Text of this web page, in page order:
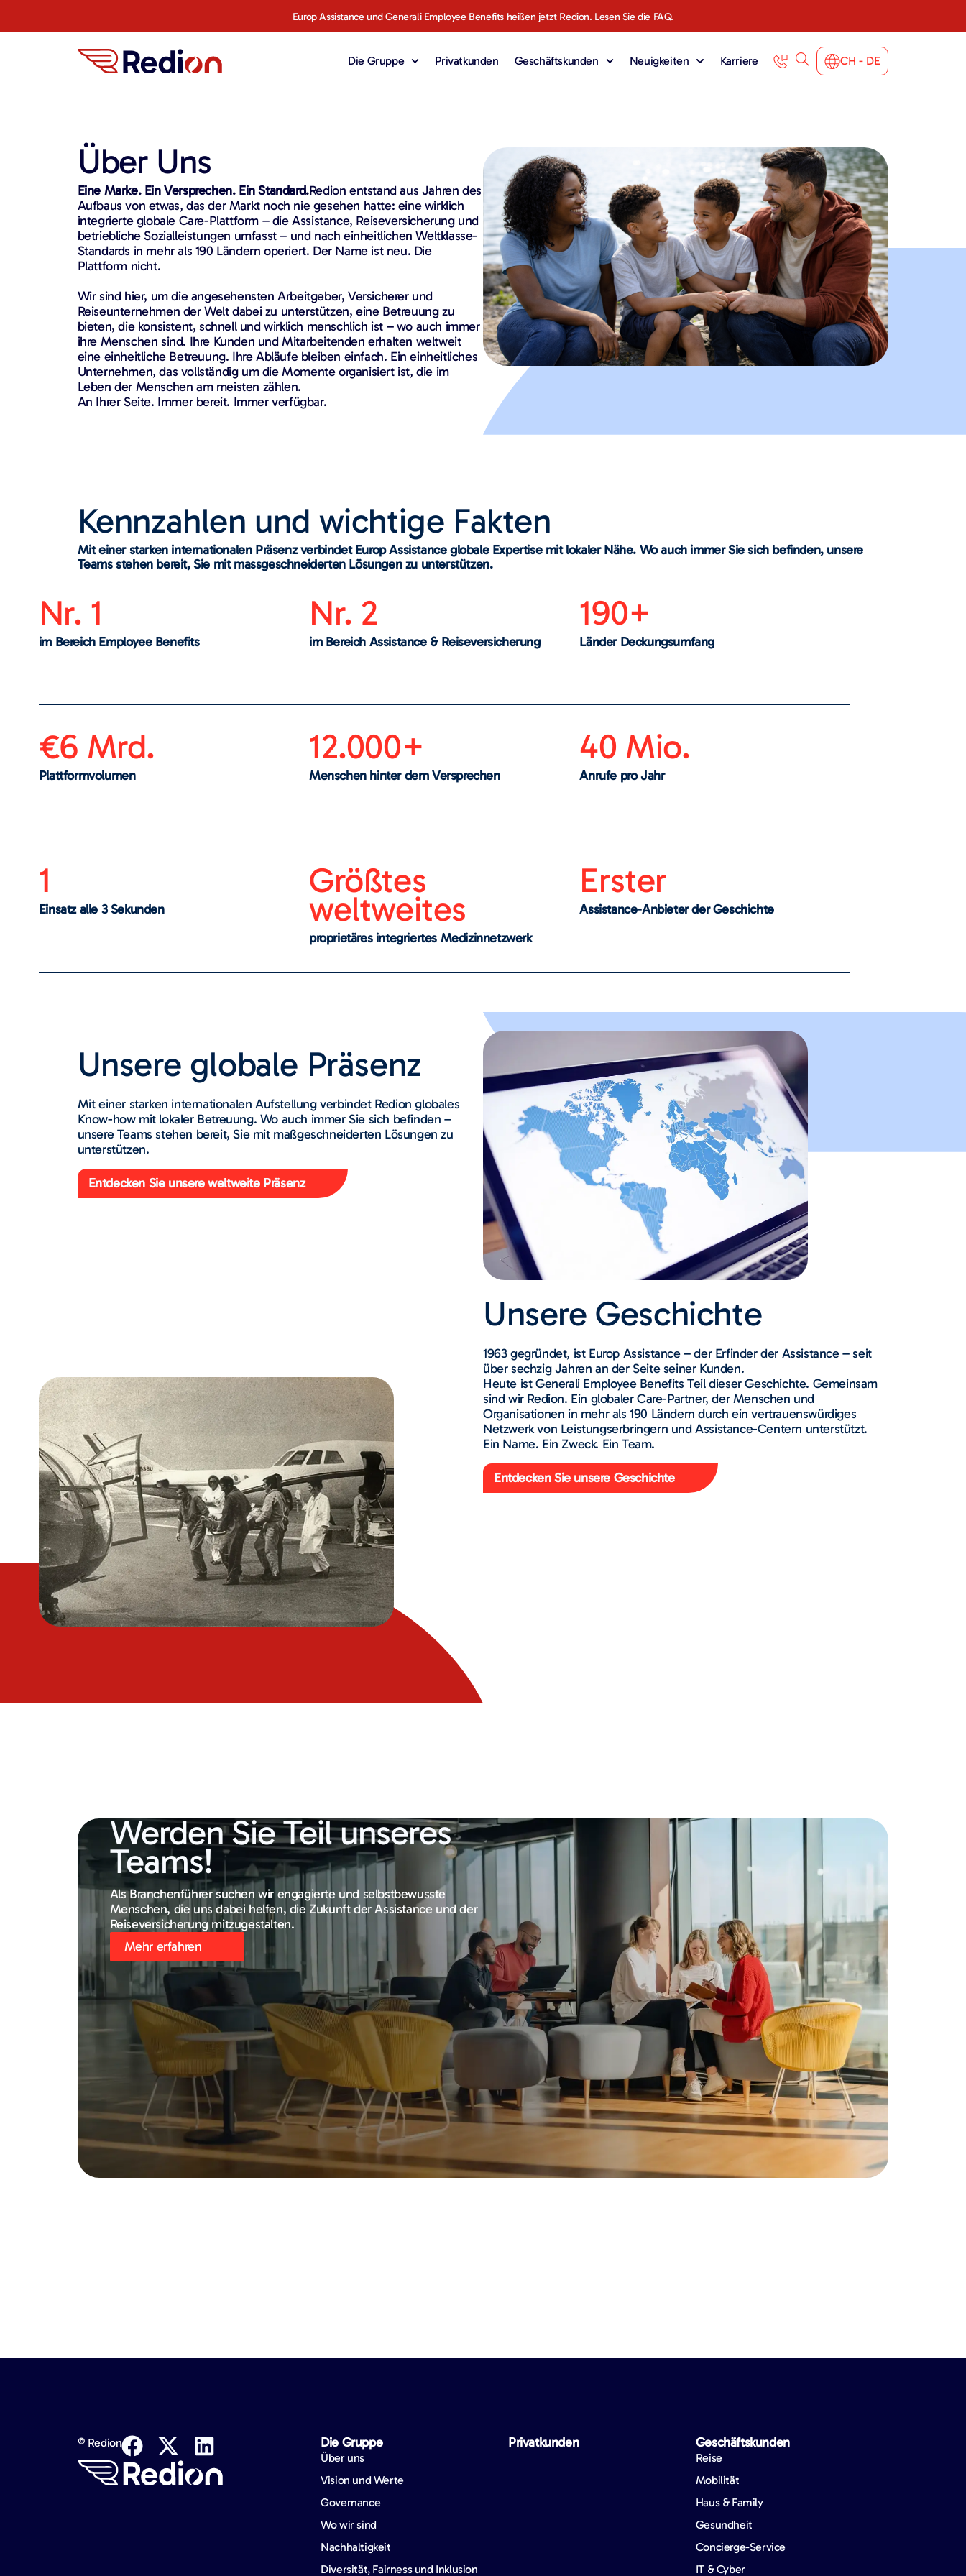
Europ Assistance und Generali Employee Benefits heißen jetzt Redion. Lesen Sie die FAQ.
Die Gruppe Privatkunden Geschäftskunden Neuigkeiten Karriere CH - DE
Über Uns
Eine Marke. Ein Versprechen. Ein Standard.Redion entstand aus Jahren des
Aufbaus von etwas, das der Markt noch nie gesehen hatte: eine wirklich
integrierte globale Care-Plattform – die Assistance, Reiseversicherung und
betriebliche Sozialleistungen umfasst – und nach einheitlichen Weltklasse-
Standards in mehr als 190 Ländern operiert. Der Name ist neu. Die
Plattform nicht.
Wir sind hier, um die angesehensten Arbeitgeber, Versicherer und
Reiseunternehmen der Welt dabei zu unterstützen, eine Betreuung zu
bieten, die konsistent, schnell und wirklich menschlich ist – wo auch immer
ihre Menschen sind. Ihre Kunden und Mitarbeitenden erhalten weltweit
eine einheitliche Betreuung. Ihre Abläufe bleiben einfach. Ein einheitliches
Unternehmen, das vollständig um die Momente organisiert ist, die im
Leben der Menschen am meisten zählen.
An Ihrer Seite. Immer bereit. Immer verfügbar.
Kennzahlen und wichtige Fakten
Mit einer starken internationalen Präsenz verbindet Europ Assistance globale Expertise mit lokaler Nähe. Wo auch immer Sie sich befinden, unsere
Teams stehen bereit, Sie mit massgeschneiderten Lösungen zu unterstützen.
Nr. 1
im Bereich Employee Benefits
Nr. 2
im Bereich Assistance & Reiseversicherung
190+
Länder Deckungsumfang
€6 Mrd.
Plattformvolumen
12.000+
Menschen hinter dem Versprechen
40 Mio.
Anrufe pro Jahr
1
Einsatz alle 3 Sekunden
Größtes
weltweites
proprietäres integriertes Medizinnetzwerk
Erster
Assistance-Anbieter der Geschichte
Unsere globale Präsenz
Mit einer starken internationalen Aufstellung verbindet Redion globales
Know-how mit lokaler Betreuung. Wo auch immer Sie sich befinden –
unsere Teams stehen bereit, Sie mit maßgeschneiderten Lösungen zu
unterstützen.
Entdecken Sie unsere weltweite Präsenz
Unsere Geschichte
1963 gegründet, ist Europ Assistance – der Erfinder der Assistance – seit
über sechzig Jahren an der Seite seiner Kunden.
Heute ist Generali Employee Benefits Teil dieser Geschichte. Gemeinsam
sind wir Redion. Ein globaler Care-Partner, der Menschen und
Organisationen in mehr als 190 Ländern durch ein vertrauenswürdiges
Netzwerk von Leistungserbringern und Assistance-Centern unterstützt.
Ein Name. Ein Zweck. Ein Team.
Entdecken Sie unsere Geschichte
Werden Sie Teil unseres
Teams!
Als Branchenführer suchen wir engagierte und selbstbewusste
Menschen, die uns dabei helfen, die Zukunft der Assistance und der
Reiseversicherung mitzugestalten.
Mehr erfahren
© Redion Die Gruppe
Über uns
Vision und Werte
Governance
Wo wir sind
Nachhaltigkeit
Diversität, Fairness und Inklusion
Privatkunden Geschäftskunden
Reise
Mobilität
Haus & Family
Gesundheit
Concierge-Service
IT & Cyber